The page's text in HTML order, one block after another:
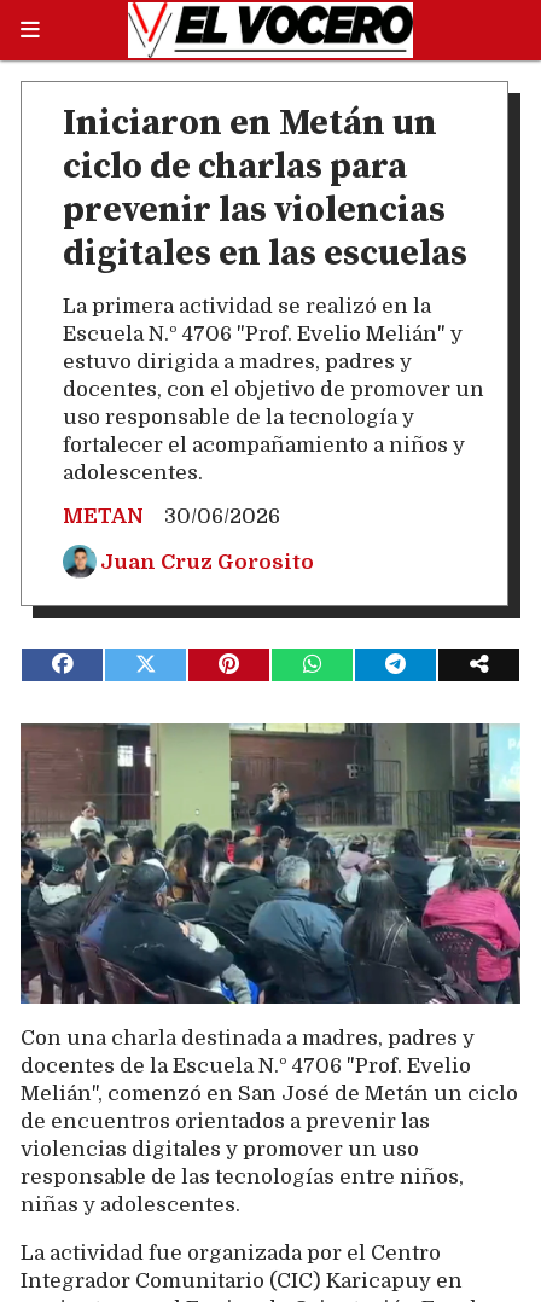
Iniciaron en Metán un
ciclo de charlas para
prevenir las violencias
digitales en las escuelas
La primera actividad se realizó en la
Escuela N.º 4706 "Prof. Evelio Melián" y
estuvo dirigida a madres, padres y
docentes, con el objetivo de promover un
uso responsable de la tecnología y
fortalecer el acompañamiento a niños y
adolescentes.
METAN
30/06/2026
Juan Cruz Gorosito
Con una charla destinada a madres, padres y
docentes de la Escuela N.º 4706 "Prof. Evelio
Melián", comenzó en San José de Metán un ciclo
de encuentros orientados a prevenir las
violencias digitales y promover un uso
responsable de las tecnologías entre niños,
niñas y adolescentes.
La actividad fue organizada por el Centro
Integrador Comunitario (CIC) Karicapuy en